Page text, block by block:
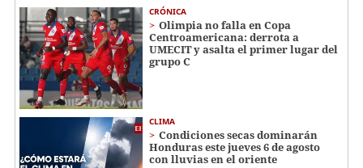
CRÓNICA
Olimpia no falla en Copa
Centroamericana: derrota a
UMECIT y asalta el primer lugar del
grupo C
CLIMA
Condiciones secas dominarán
Honduras este jueves 6 de agosto
con lluvias en el oriente